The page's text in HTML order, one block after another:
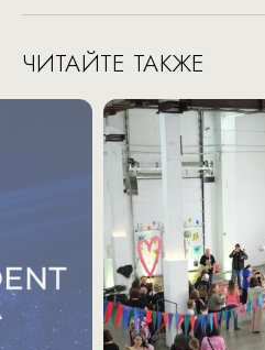
ЧИТАЙТЕ ТАКЖЕ